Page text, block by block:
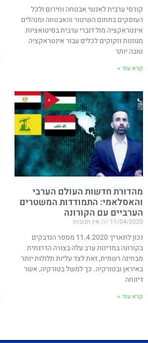
קורסי ערבית לאנשי אבטחה וחירום ולכל
העוסקים בתחום השיטור והאבטחה ומנהלים
אינטראקציה מול דוברי ערבית בסיטואציות
מגוונות וזקוקים לכלים עבור אינטראקציה
טובה יותר
קרא עוד »
מהדורת חדשות העולם הערבי
והאסלאמי: התמודדות המשטרים
הערביים עם הקורונה
11/04/2020 אין תגובות
נכון לתאריך 11.4.2020 מספר הנדבקים
בקורונה במדינות ערב עלה בצורה הדרגתית
מבחינה רשמית, זאת לצד עליות תלולות יותר
באיראן ובטורקיה. כך למשל בטורקיה, אשר
דיווחה
קרא עוד »